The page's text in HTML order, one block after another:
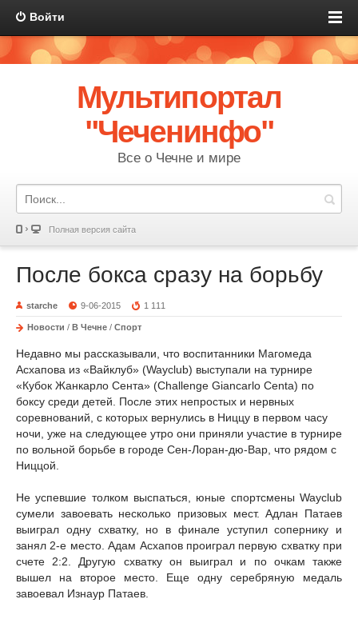
Войти
Мультипортал
"Чеченинфо"
Все о Чечне и мире
Полная версия сайта
После бокса сразу на борьбу
starche 9-06-2015 1 111
Новости / В Чечне / Спорт
Недавно мы рассказывали, что воспитанники Магомеда
Асхапова из «Вайклуб» (Wayclub) выступали на турнире
«Кубок Жанкарло Сента» (Challenge Giancarlo Centa) по
боксу среди детей. После этих непростых и нервных
соревнований, с которых вернулись в Ниццу в первом часу
ночи, уже на следующее утро они приняли участие в турнире
по вольной борьбе в городе Сен-Лоран-дю-Вар, что рядом с
Ниццой.
Не успевшие толком выспаться, юные спортсмены Wayclub
сумели завоевать несколько призовых мест. Адлан Патаев
выиграл одну схватку, но в финале уступил сопернику и
занял 2-е место. Адам Асхапов проиграл первую схватку при
счете 2:2. Другую схватку он выиграл и по очкам также
вышел на второе место. Еще одну серебряную медаль
завоевал Изнаур Патаев.